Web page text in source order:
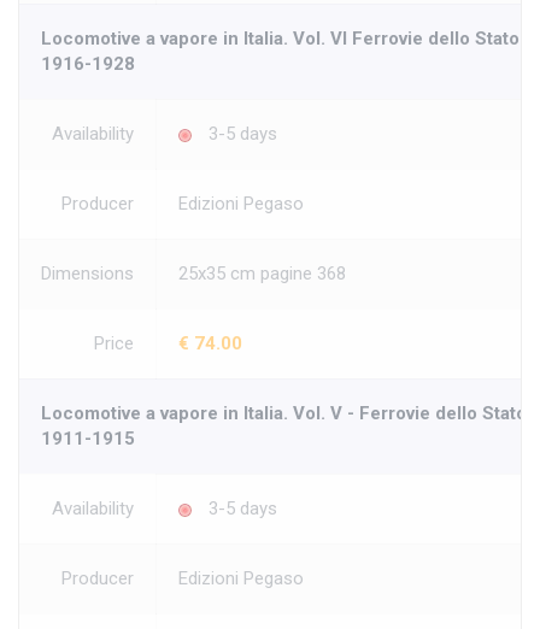
Locomotive a vapore in Italia. Vol. VI Ferrovie dello Stato.
1916-1928
Availability 3-5 days
Producer Edizioni Pegaso
Dimensions 25x35 cm pagine 368
Price € 74.00
Locomotive a vapore in Italia. Vol. V - Ferrovie dello Stato.
1911-1915
Availability 3-5 days
Producer Edizioni Pegaso